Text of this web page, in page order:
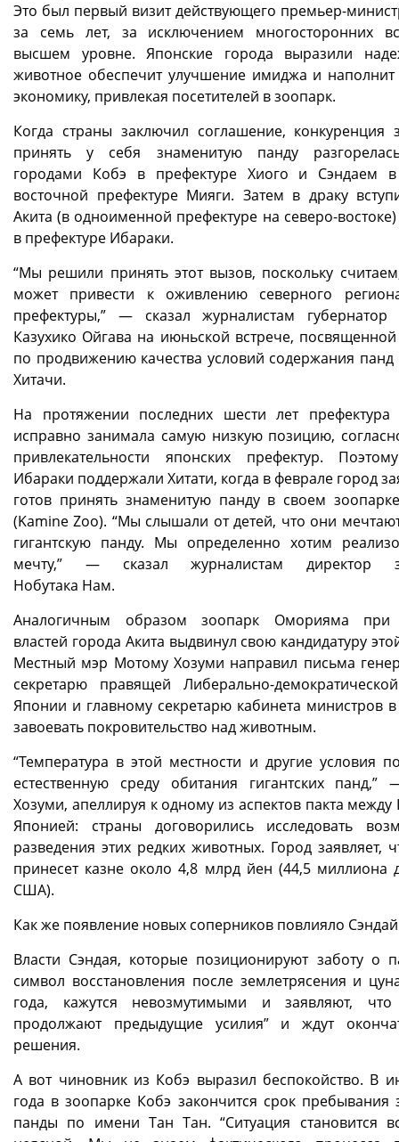
Это был первый визит действующего премьер-
за семь лет, за исключением многосторонних
высшем уровне. Японские города выразили
животное обеспечит улучшение имиджа и
экономику, привлекая посетителей в зоопарк.
Когда страны заключил соглашение, конкуренция
принять у себя знаменитую панду
городами Кобэ в префектуре Хиого и Сэндаем в
восточной префектуре Мияги. Затем в драку
Акита (в одноименной префектуре на северо-
в префектуре Ибараки.
“Мы решили принять этот вызов, поскольку
может привести к оживлению северного
префектуры,” — сказал журналистам губернатор
Казухико Ойгава на июньской встрече,
по продвижению качества условий содержания панд
Хитачи.
На протяжении последних шести лет префектура
исправно занимала самую низкую позицию,
привлекательности японских префектур.
Ибараки поддержали Хитати, когда в феврале город
готов принять знаменитую панду в своем
(Kamine Zoo). “Мы слышали от детей, что они
гигантскую панду. Мы определенно хотим
мечту,” — сказал журналистам директор
Нобутака Нам.
Аналогичным образом зоопарк Оморияма при
властей города Акита выдвинул свою кандидатуру
Местный мэр Мотому Хозуми направил письма
секретарю правящей Либерально-
Японии и главному секретарю кабинета министров
завоевать покровительство над животным.
“Температура в этой местности и другие условия
естественную среду обитания гигантских панд,”
Хозуми, апеллируя к одному из аспектов пакта между
Японией: страны договорились исследовать
разведения этих редких животных. Город заявляет,
принесет казне около 4,8 млрд йен (44,5 миллиона
США).
Как же появление новых соперников повлияло
Власти Сэндая, которые позиционируют заботу о
символ восстановления после землетрясения и
года, кажутся невозмутимыми и заявляют, что
продолжают предыдущие усилия” и ждут
решения.
А вот чиновник из Кобэ выразил беспокойство. В
года в зоопарке Кобэ закончится срок пребывания
панды по имени Тан Тан. “Ситуация становится